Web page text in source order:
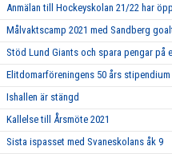
Anmälan till Hockeyskolan 21/22 har
Målvaktscamp 2021 med Sandberg
Stöd Lund Giants och spara pengar på
Elitdomarföreningens 50 års
Ishallen är stängd
Kallelse till Årsmöte 2021
Sista ispasset med Svaneskolans åk 9